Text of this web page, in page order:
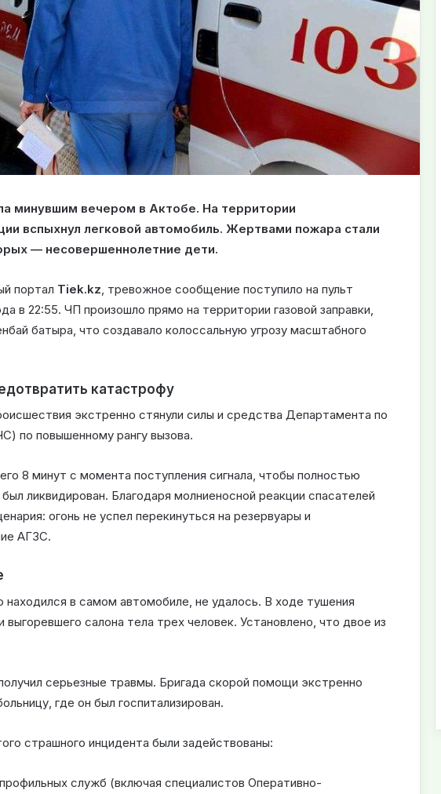
минувшим вечером в Актобе. На территории
вспыхнул легковой автомобиль. Жертвами пожара стали
— несовершеннолетние дети.
портал Tiek.kz , тревожное сообщение поступило на пульт
в 22:55. ЧП произошло прямо на территории газовой заправки,
батыра, что создавало колоссальную угрозу масштабного
катастрофу
экстренно стянули силы и средства Департамента по
по повышенному рангу вызова.
8 минут с момента поступления сигнала, чтобы полностью
ликвидирован. Благодаря молниеносной реакции спасателей
огонь не успел перекинуться на резервуары и
АГЗС.
в самом автомобиле, не удалось. В ходе тушения
выгоревшего салона тела трех человек. Установлено, что двое из
серьезные травмы. Бригада скорой помощи экстренно
где он был госпитализирован.
страшного инцидента были задействованы:
профильных служб (включая специалистов Оперативно-